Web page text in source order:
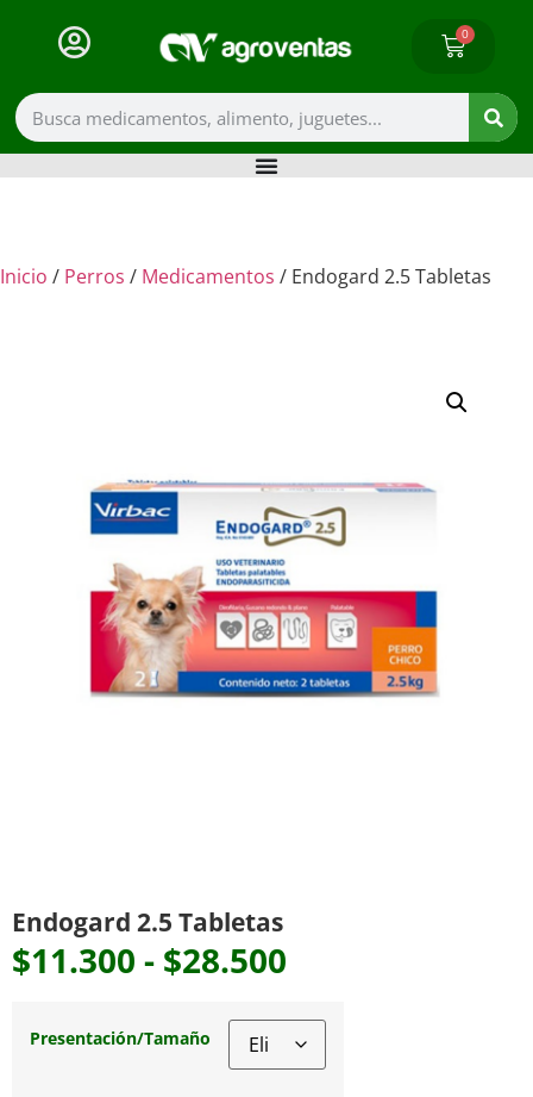
0
Inicio / Perros / Medicamentos / Endogard 2.5 Tabletas
Endogard 2.5 Tabletas
$11.300 - $28.500
Presentación/Tamaño